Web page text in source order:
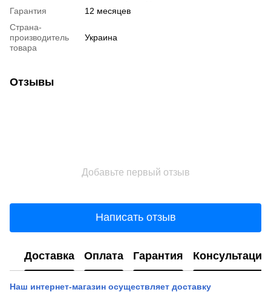
Гарантия
12 месяцев
Страна-
производитель
товара
Украина
Отзывы
Добавьте первый отзыв
Написать отзыв
Доставка Оплата Гарантия Консультация
Наш интернет-магазин осуществляет доставку